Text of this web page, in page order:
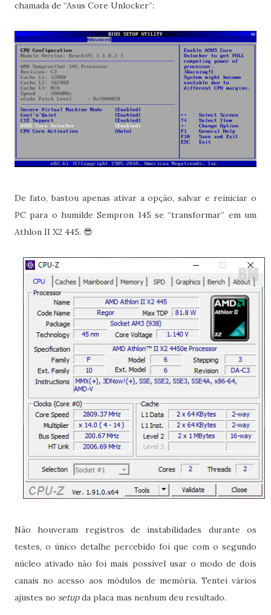
chamada de “Asus Core Unlocker”:
De fato, bastou apenas ativar a opção, salvar e reiniciar o
PC para o humilde Sempron 145 se “transformar” em um
Athlon II X2 445. 😎
Não houveram registros de instabilidades durante os
testes, o único detalhe percebido foi que com o segundo
núcleo ativado não foi mais possível usar o modo de dois
canais no acesso aos módulos de memória. Tentei vários
ajustes no setupda placa mas nenhum deu resultado.